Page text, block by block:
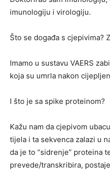
imunologiju i virologiju.
Što se događa s cjepivima?
Imamo u sustavu VAERS
koja su umrla nakon
I što je sa spike proteinom?
Kažu nam da cjepivom
tijela i ta sekvenca zalazi u
da je to “sidrenje” proteina
prevede/transkribira,